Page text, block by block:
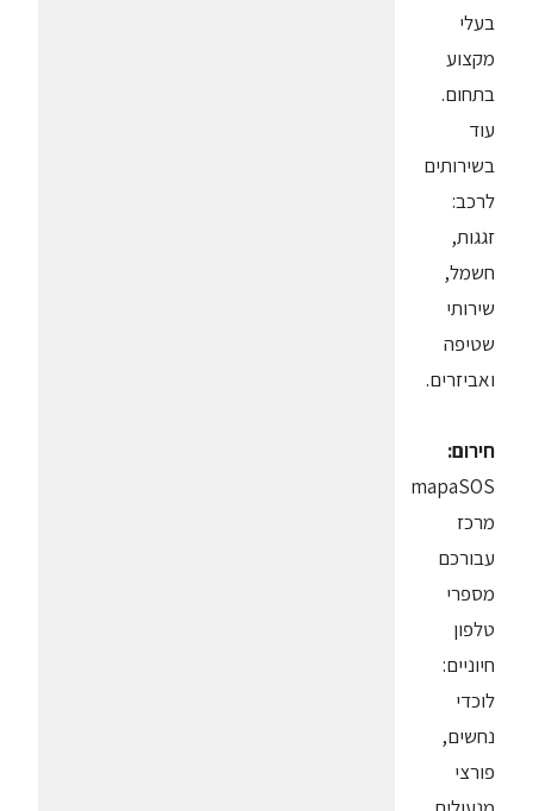
בעלי
מקצוע
בתחום.
עוד
בשירותים
לרכב:
זגגות,
חשמל,
שירותי
שטיפה
ואביזרים.
חירום:
mapaSOS
מרכז
עבורכם
מספרי
טלפון
חיוניים:
לוכדי
נחשים,
פורצי